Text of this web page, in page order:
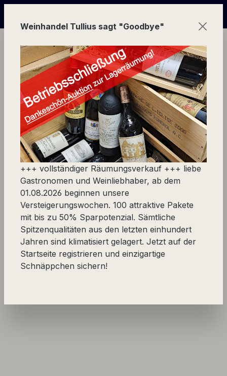
Spezialität
Spezialitäten Deutschland
Pinot-Terroir-Pralinen
Produkte filtern
Keine Produkte gefunden.
Weinhandel Tullius sagt "Goodbye"
+++ vollständiger Räumungsverkauf +++ liebe
Gastronomen und Weinliebhaber, ab dem
01.08.2026 beginnen unsere
Versteigerungswochen. 100 attraktive Pakete
mit bis zu 50% Sparpotenzial. Sämtliche
Spitzenqualitäten aus den letzten einhundert
Jahren sind klimatisiert gelagert. Jetzt auf der
Startseite registrieren und einzigartige
Schnäppchen sichern!